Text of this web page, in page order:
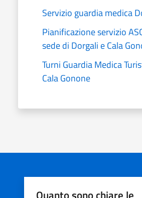
Servizio guardia medica
Pianificazione servizio
sede di Dorgali e Cala
Turni Guardia Medica
Cala Gonone